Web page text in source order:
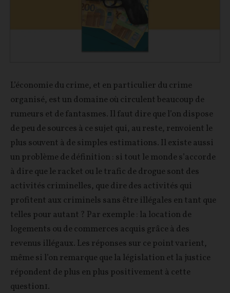
L’économie du crime, et en particulier du crime
organisé, est un domaine où circulent beaucoup de
rumeurs et de fantasmes. Il faut dire que l’on dispose
de peu de sources à ce sujet qui, au reste, renvoient le
plus souvent à de simples estimations. Il existe aussi
un problème de définition : si tout le monde s’accorde
à dire que le racket ou le trafic de drogue sont des
activités criminelles, que dire des activités qui
profitent aux criminels sans être illégales en tant que
telles pour autant ? Par exemple : la location de
logements ou de commerces acquis grâce à des
revenus illégaux. Les réponses sur ce point varient,
même si l’on remarque que la législation et la justice
répondent de plus en plus positivement à cette
question1.